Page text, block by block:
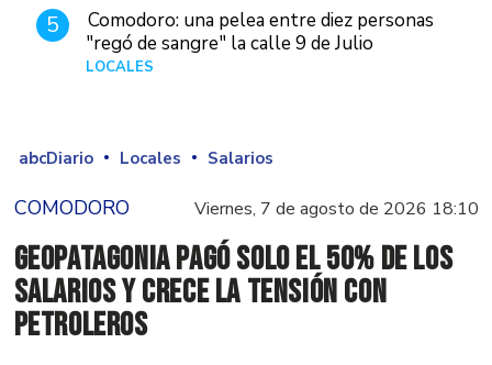
5
Comodoro: una pelea entre diez personas
"regó de sangre" la calle 9 de Julio
LOCALES
abcDiario Locales Salarios
COMODORO Viernes, 7 de agosto de 2026 18:10
GeoPatagonia pagó solo el 50% de los
salarios y crece la tensión con
Petroleros